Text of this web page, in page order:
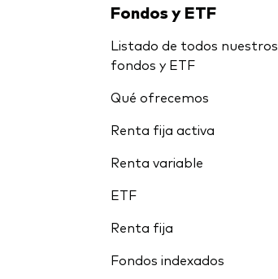
Fondos y ETF
Listado de todos nuestros
fondos y ETF
Qué ofrecemos
Renta fija activa
Renta variable
ETF
Renta fija
Fondos indexados